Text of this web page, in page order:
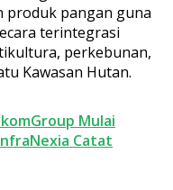
produk pangan guna
terintegrasi
perkebunan,
Kawasan Hutan.
Mulai
Catat